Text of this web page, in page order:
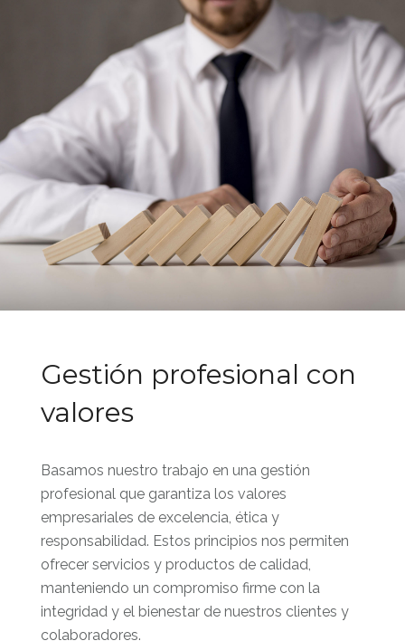
Gestión profesional con
valores
Basamos nuestro trabajo en una gestión
profesional que garantiza los valores
empresariales de excelencia, ética y
responsabilidad. Estos principios nos permiten
ofrecer servicios y productos de calidad,
manteniendo un compromiso firme con la
integridad y el bienestar de nuestros clientes y
colaboradores.